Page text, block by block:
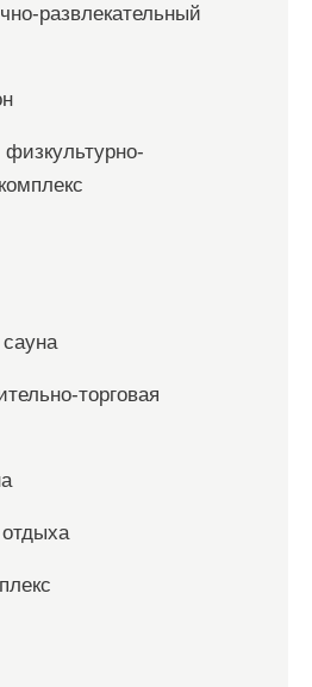
развлекательный
торговая